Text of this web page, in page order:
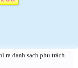
ra danh sach phụ trách